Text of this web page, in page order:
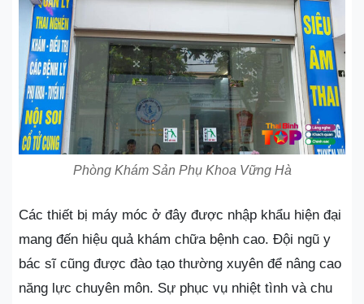
Phòng Khám Sản Phụ Khoa Vững Hà
Các thiết bị máy móc ở đây được nhập khẩu hiện đại
mang đến hiệu quả khám chữa bệnh cao. Đội ngũ y
bác sĩ cũng được đào tạo thường xuyên để nâng cao
năng lực chuyên môn. Sự phục vụ nhiệt tình và chu